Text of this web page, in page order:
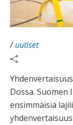
/uutiset
Dossa. Suomen
ensimmäisiä